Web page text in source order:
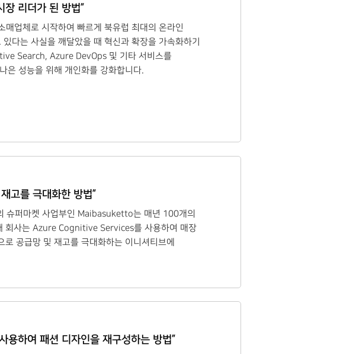
장 리더가 된 방법”
업체로 시작하여 빠르게 북유럽 최대의 온라인
다는 사실을 깨달았을 때 혁신과 확장을 가속화하기
Search, Azure DevOps 및 기타 서비스를
은 성능을 위해 개인화를 강화합니다.
고를 극대화한 방법”
슈퍼마켓 사업부인 Maibasuketto는 매년 100개의
회사는 Azure Cognitive Services를 사용하여 매장
공급망 및 재고를 극대화하는 이니셔티브에
하여 패션 디자인을 재구성하는 방법”